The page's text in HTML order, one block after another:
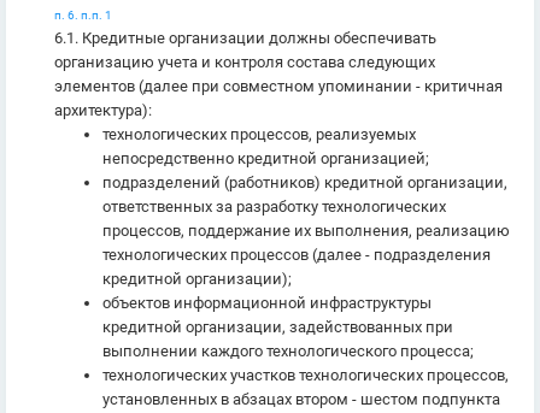
п. 6. п.п. 1
6.1. Кредитные организации должны обеспечивать
организацию учета и контроля состава следующих
элементов (далее при совместном упоминании - критичная
архитектура):
технологических процессов, реализуемых
непосредственно кредитной организацией;
подразделений (работников) кредитной организации,
ответственных за разработку технологических
процессов, поддержание их выполнения, реализацию
технологических процессов (далее - подразделения
кредитной организации);
объектов информационной инфраструктуры
кредитной организации, задействованных при
выполнении каждого технологического процесса;
технологических участков технологических процессов,
установленных в абзацах втором - шестом подпункта